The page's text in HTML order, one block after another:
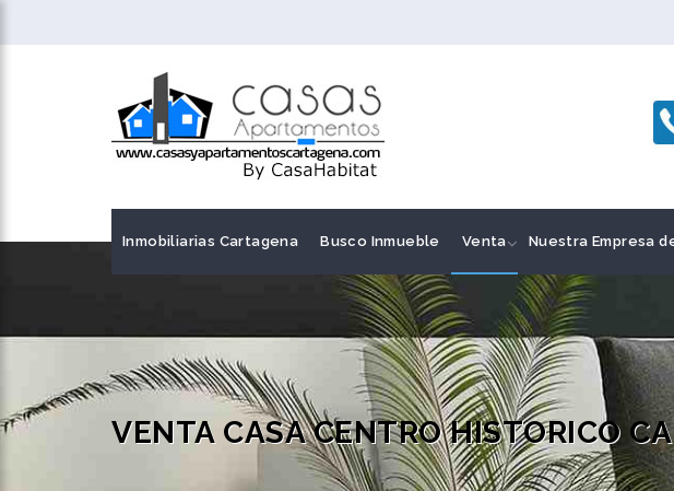
Inmobiliarias Cartagena Busco Inmueble Venta Nuestra Empresa
VENTA CASA CENTRO HISTORICO